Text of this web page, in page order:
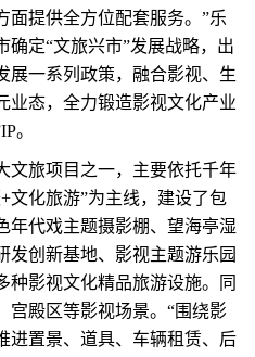
面提供全方位配套服务。”乐
确定“文旅兴市”发展战略，出
展一系列政策，融合影视、生
业态，全力锻造影视文化产业
。
旅项目之一，主要依托千年
文化旅游”为主线，建设了包
年代戏主题摄影棚、望海亭湿
发创新基地、影视主题游乐园
种影视文化精品旅游设施。同
宫殿区等影视场景。“围绕影
进置景、道具、车辆租赁、后